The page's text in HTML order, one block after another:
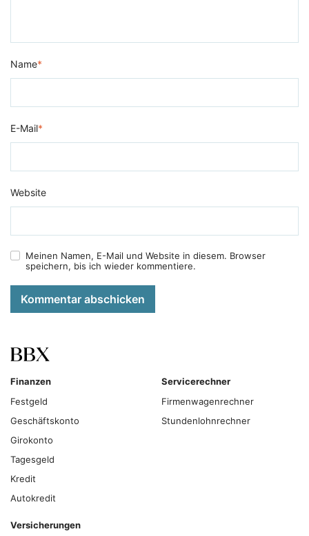
Name*
E-Mail*
Website
Meinen Namen, E-Mail und Website in diesem. Browser
speichern, bis ich wieder kommentiere.
Kommentar abschicken
Finanzen
Festgeld
Geschäftskonto
Girokonto
Tagesgeld
Kredit
Autokredit
Servicerechner
Firmenwagenrechner
Stundenlohnrechner
Versicherungen